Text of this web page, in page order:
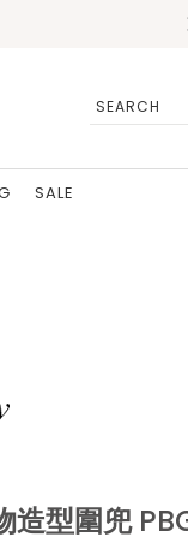
SALE
造型圍兜